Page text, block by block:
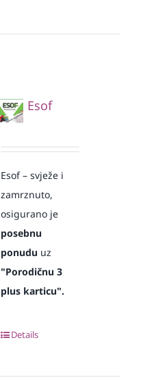
Esof
Esof – svježe i
zamrznuto,
osigurano je
posebnu
ponudu uz
"Porodičnu 3
plus karticu".
Details